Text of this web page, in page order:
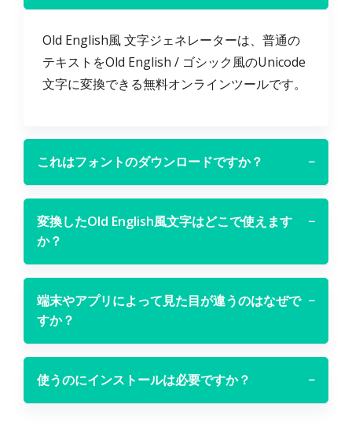
Old English風 文字ジェネレーターは、普通の
テキストをOld English / ゴシック風のUnicode
文字に変換できる無料オンラインツールです。
これはフォントのダウンロードですか？ −
変換したOld English風文字はどこで使えます
か？
−
端末やアプリによって見た目が違うのはなぜで
すか？
−
使うのにインストールは必要ですか？ −